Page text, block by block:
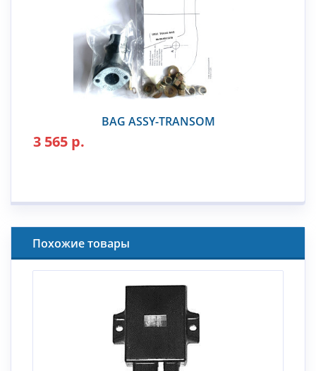
BAG ASSY-TRANSOM
3 565 р.
Похожие товары